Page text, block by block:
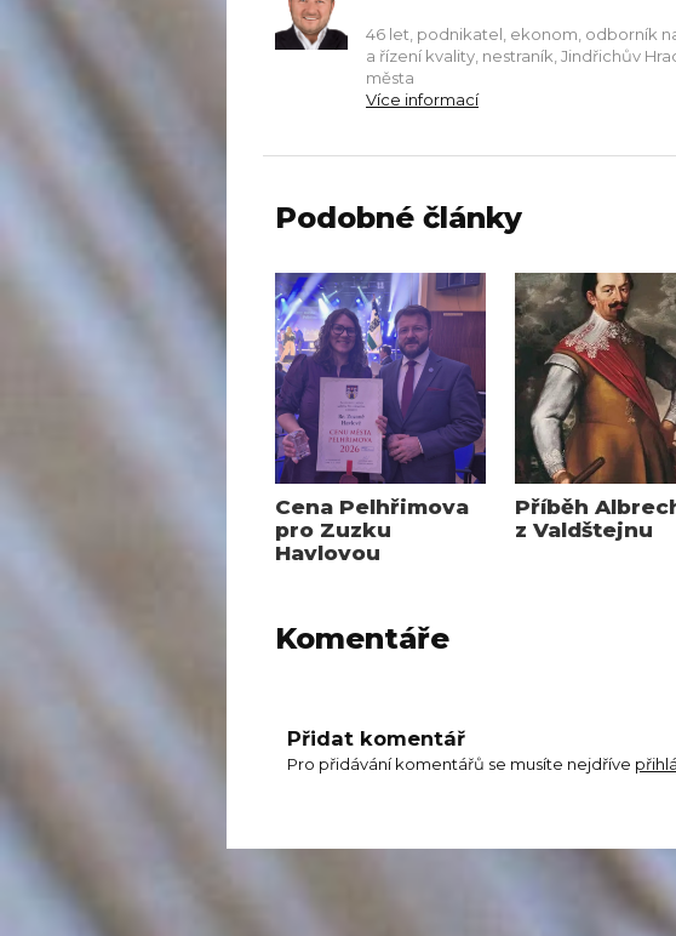
46 let, podnikatel, ekonom, odborník
a řízení kvality, nestraník, Jindřichův
města
Více informací
Podobné články
Cena Pelhřimova
pro Zuzku
Havlovou
Příběh
z Valdštejnu
Komentáře
Přidat komentář
Pro přidávání komentářů se musíte nejdříve